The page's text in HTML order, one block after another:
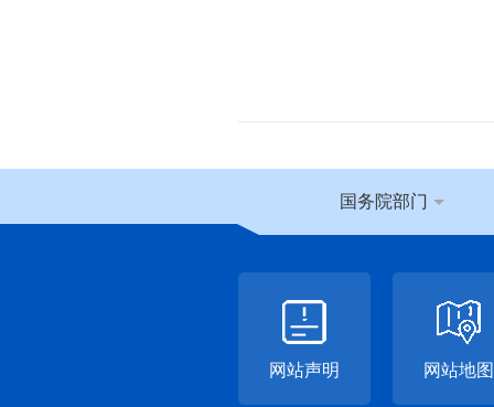
国务院部门
网站声明 网站地图